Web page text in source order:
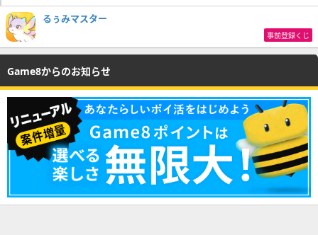
るぅみマスター
事前登録くじ
Game8からのお知らせ